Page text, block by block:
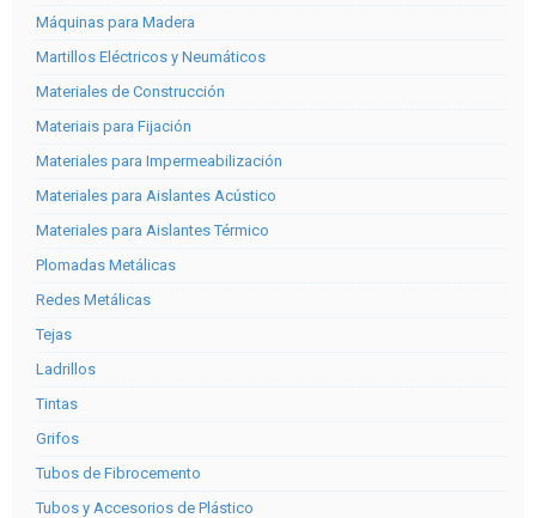
Máquinas para Madera
Martillos Eléctricos y Neumáticos
Materiales de Construcción
Materiais para Fijación
Materiales para Impermeabilización
Materiales para Aislantes Acústico
Materiales para Aislantes Térmico
Plomadas Metálicas
Redes Metálicas
Tejas
Ladrillos
Tintas
Grifos
Tubos de Fibrocemento
Tubos y Accesorios de Plástico